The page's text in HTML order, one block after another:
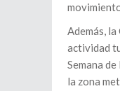
Además,
actividad
Semana
la zona